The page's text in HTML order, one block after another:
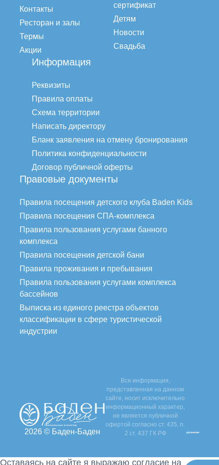
Контакты
Ресторан и залы
Термы
Акции
сертификат
Детям
Новости
Свадьба
Информация
Реквизиты
Правила оплаты
Схема территории
Написать директору
Бланк заявления на отмену бронирования
Политика конфиденциальности
Договор публичной оферты
Правовые документы
Правила посещения детского клуба Baden Kids
Правила посещения СПА-комплекса
Правила пользования услугами банного
комплекса
Правила посещения детской бани
Правила проживания и пребывания
Правила пользования услугами комплекса
бассейнов
Выписка из единого реестра объектов
классификации в сфере туристической
индустрии
2026 © Баден-Баден
Вся информация,
представленная на данном
сайте, носит исключительно
информационный характер,
не является публичной
офертой согласно ст. 435, п.
2 ст. 437 ГК РФ
Оставаясь на сайте я выражаю согласие на